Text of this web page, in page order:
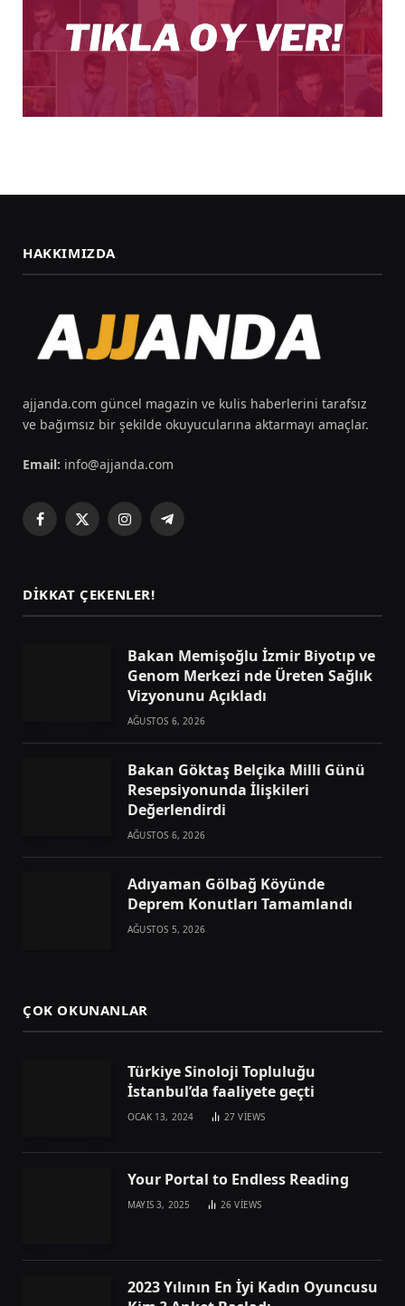
HAKKIMIZDA
ajjanda.com güncel magazin ve kulis haberlerini tarafsız
ve bağımsız bir şekilde okuyucularına aktarmayı amaçlar.
Email: info@ajjanda.com
Facebook
X
InstagramTelegram
DIKKAT ÇEKENLER!
Bakan Memişoğlu İzmir Biyotıp ve
Genom Merkezi nde Üreten Sağlık
Vizyonunu Açıkladı
AĞUSTOS 6, 2026
Bakan Göktaş Belçika Milli Günü
Resepsiyonunda İlişkileri
Değerlendirdi
AĞUSTOS 6, 2026
Adıyaman Gölbağ Köyünde
Deprem Konutları Tamamlandı
AĞUSTOS 5, 2026
ÇOK OKUNANLAR
Türkiye Sinoloji Topluluğu
İstanbul’da faaliyete geçti
OCAK 13, 2024 27VIEWS
Your Portal to Endless Reading
MAYIS 3, 2025 26VIEWS
2023 Yılının En İyi Kadın Oyuncusu